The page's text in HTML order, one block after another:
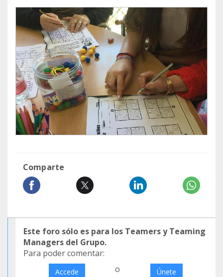
Comparte
Este foro sólo es para los Teamers y Teaming
Managers del Grupo.
Para poder comentar:
Accede o Únete